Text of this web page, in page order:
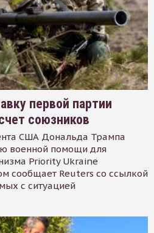
первой партии
союзников
США Дональда Трампа
военной помощи для
Priority Ukraine
сообщает Reuters со ссылкой
с ситуацией